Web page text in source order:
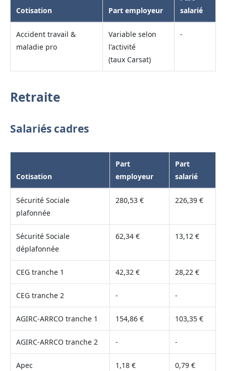
Cotisation Part employeur
salarié
Accident travail &
maladie pro
Variable selon
l'activité
(taux Carsat)
-
Retraite
Salariés cadres
Cotisation
Part
employeur
Part
salarié
Sécurité Sociale
plafonnée
280,53 € 226,39 €
Sécurité Sociale
déplafonnée
62,34 € 13,12 €
CEG tranche 1 42,32 € 28,22 €
CEG tranche 2 - -
AGIRC-ARRCO tranche 1 154,86 € 103,35 €
AGIRC-ARRCO tranche 2 - -
Apec 1,18 € 0,79 €